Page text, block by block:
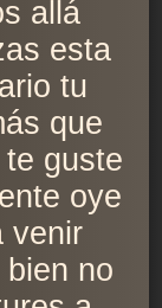
allá
esta
tu
que
guste
oye
venir
no